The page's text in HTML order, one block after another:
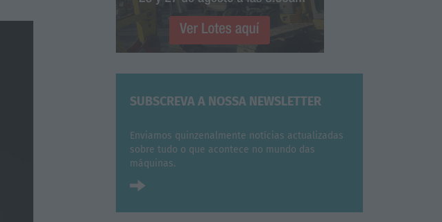
SUBSCREVA A NOSSA NEWSLETTER
Enviamos quinzenalmente notícias actualizadas
sobre tudo o que acontece no mundo das
máquinas.